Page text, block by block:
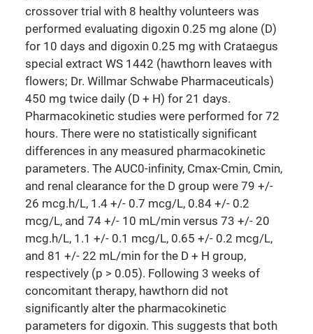
crossover trial with 8 healthy volunteers was
performed evaluating digoxin 0.25 mg alone (D)
for 10 days and digoxin 0.25 mg with Crataegus
special extract WS 1442 (hawthorn leaves with
flowers; Dr. Willmar Schwabe Pharmaceuticals)
450 mg twice daily (D + H) for 21 days.
Pharmacokinetic studies were performed for 72
hours. There were no statistically significant
differences in any measured pharmacokinetic
parameters. The AUC0-infinity, Cmax-Cmin, Cmin,
and renal clearance for the D group were 79 +/-
26 mcg.h/L, 1.4 +/- 0.7 mcg/L, 0.84 +/- 0.2
mcg/L, and 74 +/- 10 mL/min versus 73 +/- 20
mcg.h/L, 1.1 +/- 0.1 mcg/L, 0.65 +/- 0.2 mcg/L,
and 81 +/- 22 mL/min for the D + H group,
respectively (p > 0.05). Following 3 weeks of
concomitant therapy, hawthorn did not
significantly alter the pharmacokinetic
parameters for digoxin. This suggests that both